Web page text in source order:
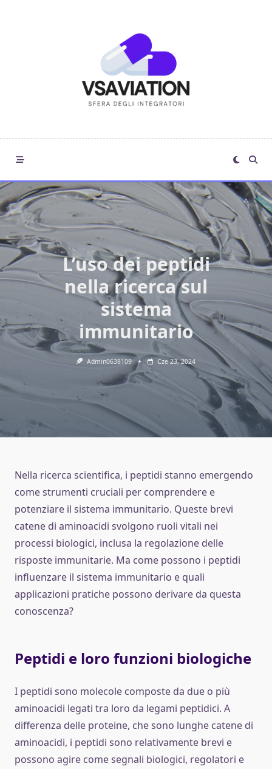
L’uso dei peptidi
nella ricerca sul
sistema
immunitario
Admin0638109 Cze 23, 2024
Nella ricerca scientifica, i peptidi stanno emergendo
come strumenti cruciali per comprendere e
potenziare il sistema immunitario. Queste brevi
catene di aminoacidi svolgono ruoli vitali nei
processi biologici, inclusa la regolazione delle
risposte immunitarie. Ma come possono i peptidi
influenzare il sistema immunitario e quali
applicazioni pratiche possono derivare da questa
conoscenza?
Peptidi e loro funzioni biologiche
I peptidi sono molecole composte da due o più
aminoacidi legati tra loro da legami peptidici. A
differenza delle proteine, che sono lunghe catene di
aminoacidi, i peptidi sono relativamente brevi e
possono agire come segnali biologici, regolatori e